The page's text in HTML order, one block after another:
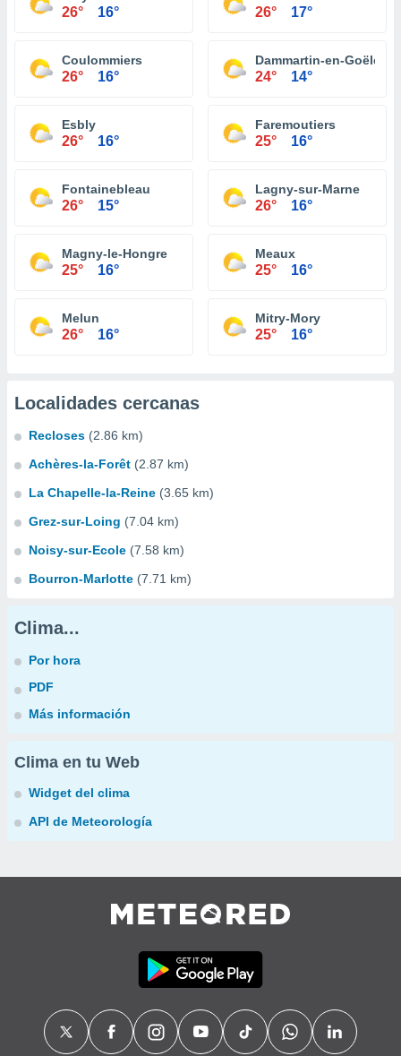
26° 16° 26° 17°
Coulommiers
26° 16°
Dammartin-en-Goële
24° 14°
Esbly
26° 16°
Faremoutiers
25° 16°
Fontainebleau
26° 15°
Lagny-sur-Marne
26° 16°
Magny-le-Hongre
25° 16°
Meaux
25° 16°
Melun
26° 16°
Mitry-Mory
25° 16°
Localidades cercanas
Recloses (2.86 km)
Achères-la-Forêt (2.87 km)
La Chapelle-la-Reine (3.65 km)
Grez-sur-Loing (7.04 km)
Noisy-sur-Ecole (7.58 km)
Bourron-Marlotte (7.71 km)
Clima...
Por hora
PDF
Más información
Clima en tu Web
Widget del clima
API de Meteorología